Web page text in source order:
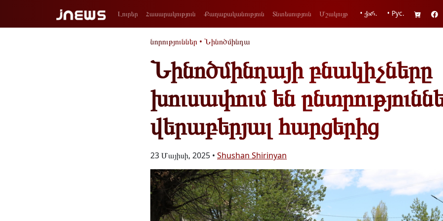
Լուրեր Հասարակություն Քաղաքականություն Տնտեսություն Մշակույթ • ქარ. • Рус.
նորություններ • Նինոծմինդա
Նինոծմինդայի բնակիչները
խուսափում են
վերաբերյալ հարցերից
23 Մայիսի, 2025 • Shushan Shirinyan